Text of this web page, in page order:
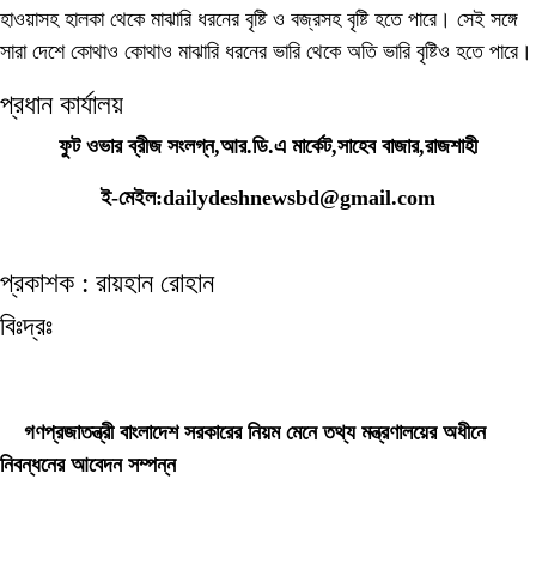
হাওয়াসহ হালকা থেকে মাঝারি ধরনের বৃষ্টি ও বজ্রসহ বৃষ্টি হতে পারে। সেই সঙ্গে
সারা দেশে কোথাও কোথাও মাঝারি ধরনের ভারি থেকে অতি ভারি বৃষ্টিও হতে পারে।
প্রধান কার্যালয়
ফুট ওভার ব্রীজ সংলগ্ন,আর.ডি.এ মার্কেট,সাহেব বাজার,রাজশাহী
ই-মেইল:dailydeshnewsbd@gmail.com
প্রকাশক : রায়হান রোহান
বিঃদ্রঃ
গণপ্রজাতন্ত্রী বাংলাদেশ সরকারের নিয়ম মেনে তথ্য মন্ত্রণালয়ের অধীনে
নিবন্ধনের আবেদন সম্পন্ন